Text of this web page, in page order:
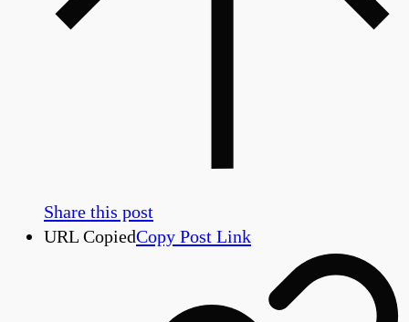
Share this post
URL CopiedCopy Post Link